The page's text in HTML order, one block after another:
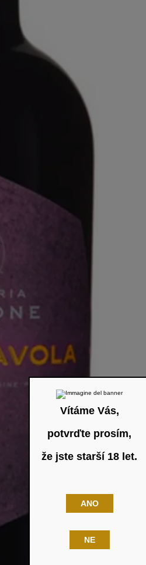
Vítáme Vás,
potvrďte prosím,
že jste starší 18 let.
ANO
NE